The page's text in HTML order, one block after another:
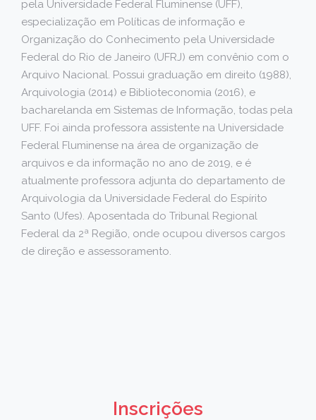
pela Universidade Federal Fluminense (UFF),
especialização em Políticas de informação e
Organização do Conhecimento pela Universidade
Federal do Rio de Janeiro (UFRJ) em convênio com o
Arquivo Nacional. Possui graduação em direito (1988),
Arquivologia (2014) e Biblioteconomia (2016), e
bacharelanda em Sistemas de Informação, todas pela
UFF. Foi ainda professora assistente na Universidade
Federal Fluminense na área de organização de
arquivos e da informação no ano de 2019, e é
atualmente professora adjunta do departamento de
Arquivologia da Universidade Federal do Espírito
Santo (Ufes). Aposentada do Tribunal Regional
Federal da 2ª Região, onde ocupou diversos cargos
de direção e assessoramento.
Inscrições